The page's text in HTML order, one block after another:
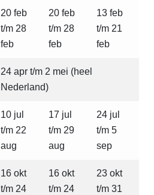
20 feb
t/m 28
feb
20 feb
t/m 28
feb
13 feb
t/m 21
feb
24 apr t/m 2 mei (heel
Nederland)
10 jul
t/m 22
aug
17 jul
t/m 29
aug
24 jul
t/m 5
sep
16 okt
t/m 24
16 okt
t/m 24
23 okt
t/m 31